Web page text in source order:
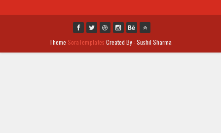
Theme SoraTemplates Created By : Sushil Sharma